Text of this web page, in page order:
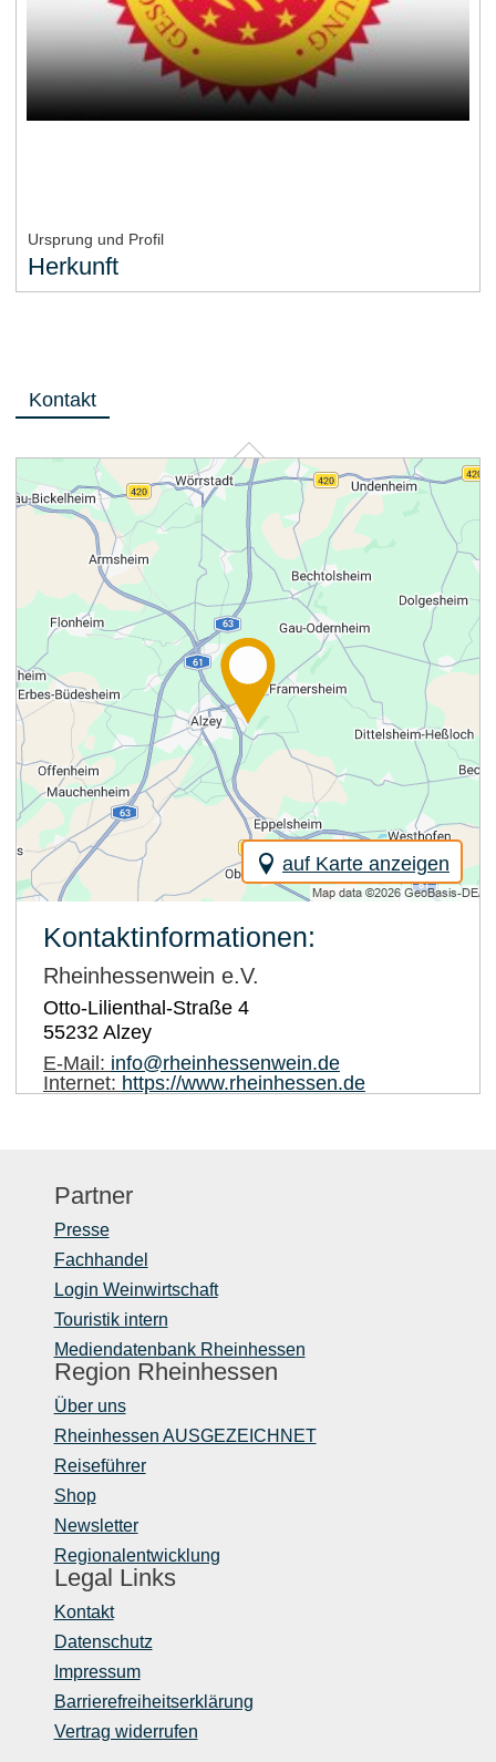
Ursprung und Profil
Herkunft
Kontakt
auf Karte anzeigen
Kontaktinformationen:
Rheinhessenwein e.V.
Otto-Lilienthal-Straße 4
55232 Alzey
E-Mail: info@rheinhessenwein.de
Internet: https://www.rheinhessen.de
Partner
Presse
Fachhandel
Login Weinwirtschaft
Touristik intern
Mediendatenbank Rheinhessen
Region Rheinhessen
Über uns
Rheinhessen AUSGEZEICHNET
Reiseführer
Shop
Newsletter
Regionalentwicklung
Legal Links
Kontakt
Datenschutz
Impressum
Barrierefreiheitserklärung
Vertrag widerrufen